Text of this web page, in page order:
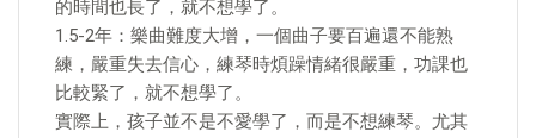
的時間也長了，就不想學了。
1.5-2年：樂曲難度大增，一個曲子要百遍還不能熟
練，嚴重失去信心，練琴時煩躁情緒很嚴重，功課也
比較緊了，就不想學了。
實際上，孩子並不是不愛學了，而是不想練琴。尤其